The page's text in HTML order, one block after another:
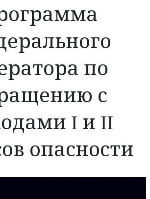
по
с
I и II
опасности